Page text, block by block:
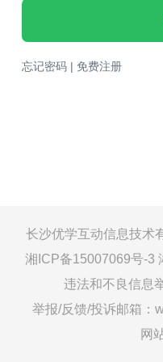
忘记密码| 免费注册
长沙优学互动信息技术
湘ICP备15007069号-3
违法和不良信息
举报/反馈/投诉邮箱：
网